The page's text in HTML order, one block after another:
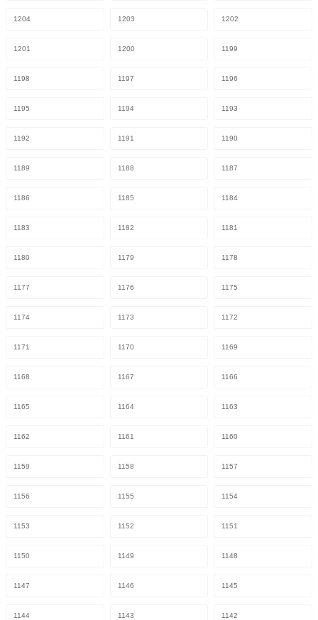
1204 1203 1202
1201 1200 1199
1198 1197 1196
1195 1194 1193
1192 1191 1190
1189 1188 1187
1186 1185 1184
1183 1182 1181
1180 1179 1178
1177 1176 1175
1174 1173 1172
1171 1170 1169
1168 1167 1166
1165 1164 1163
1162 1161 1160
1159 1158 1157
1156 1155 1154
1153 1152 1151
1150 1149 1148
1147 1146 1145
1144 1143 1142